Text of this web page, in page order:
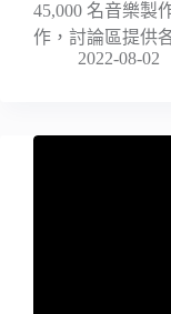
45,000 名音樂製
作，討論區提供
2022-08-02